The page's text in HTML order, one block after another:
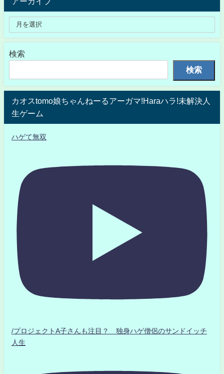
検索
検索
カオスtomo娘ちゃんねーるアーガマ!Haraハラ!未解決人
生ゲーム
ハゲて無双
/プロジェクトA子さんも注目？ 独身ハゲ僧侶のサンドイッチ
人生